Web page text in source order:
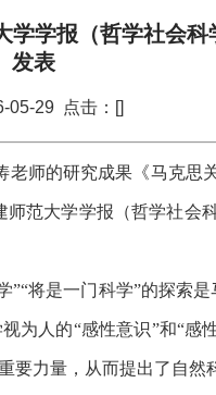
学报（哲学社会科
发表
05-29 点击：[]
老师的研究成果《马克思
范大学学报（哲学社会
将是一门科学”的探索
为人的“感性意识”和“感
要力量，从而提出了自然